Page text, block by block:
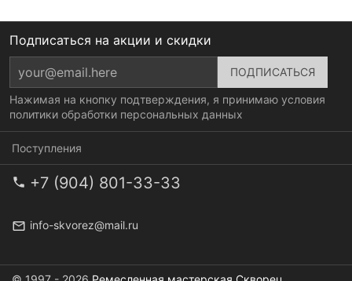
Подписаться на акции и скидки
Нажимая на кнопку подтверждения, я принимаю условия
политики обработки персональных данных
Поступления
+7 (904) 801-33-33
info-skvorez@mail.ru